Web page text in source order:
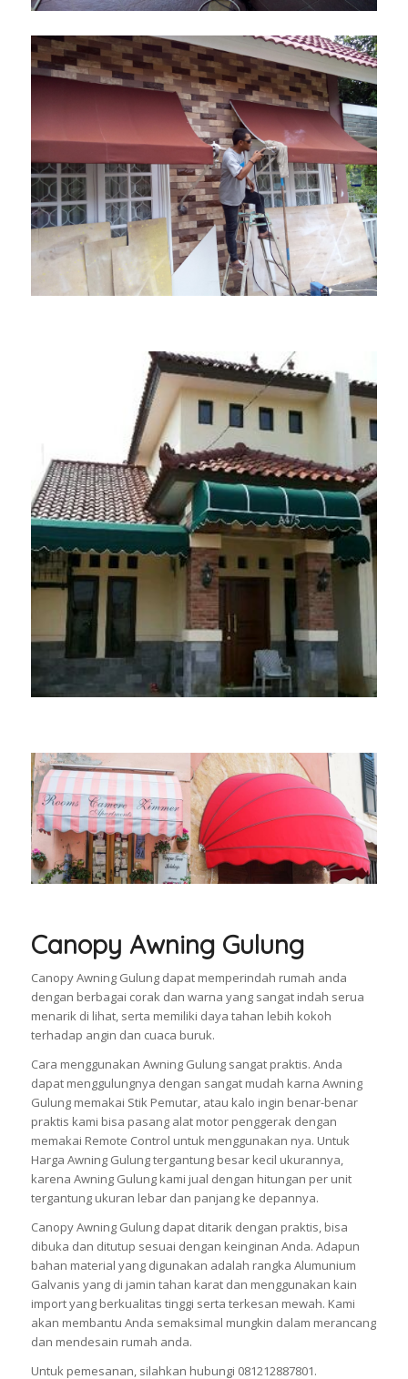
Canopy Awning Gulung
Canopy Awning Gulung dapat memperindah rumah anda
dengan berbagai corak dan warna yang sangat indah serua
menarik di lihat, serta memiliki daya tahan lebih kokoh
terhadap angin dan cuaca buruk.
Cara menggunakan Awning Gulung sangat praktis. Anda
dapat menggulungnya dengan sangat mudah karna Awning
Gulung memakai Stik Pemutar, atau kalo ingin benar-benar
praktis kami bisa pasang alat motor penggerak dengan
memakai Remote Control untuk menggunakan nya. Untuk
Harga Awning Gulung tergantung besar kecil ukurannya,
karena Awning Gulung kami jual dengan hitungan per unit
tergantung ukuran lebar dan panjang ke depannya.
Canopy Awning Gulung dapat ditarik dengan praktis, bisa
dibuka dan ditutup sesuai dengan keinginan Anda. Adapun
bahan material yang digunakan adalah rangka Alumunium
Galvanis yang di jamin tahan karat dan menggunakan kain
import yang berkualitas tinggi serta terkesan mewah. Kami
akan membantu Anda semaksimal mungkin dalam merancang
dan mendesain rumah anda.
Untuk pemesanan, silahkan hubungi 081212887801.